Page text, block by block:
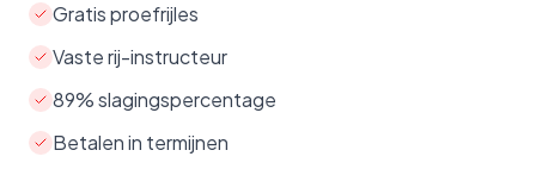
Gratis proefrijles
Vaste rij-instructeur
89% slagingspercentage
Betalen in termijnen